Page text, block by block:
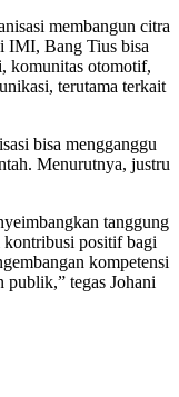
membangun citra
IMI, Bang Tius bisa
komunitas otomotif,
terutama terkait
bisa mengganggu
Menurutnya, justru
tanggung
positif bagi
kompetensi
publik,” tegas Johani